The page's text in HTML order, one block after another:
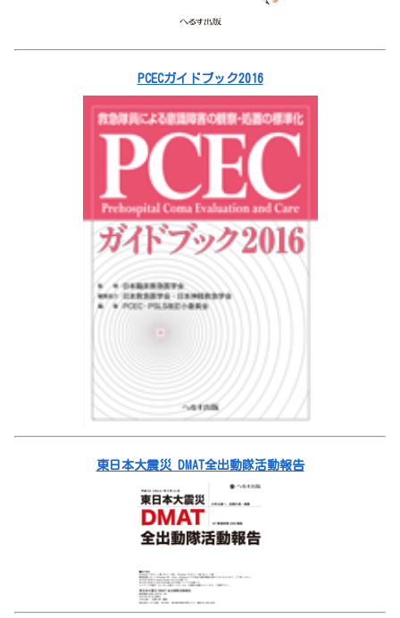
PCECガイドブック2016
東日本大震災 DMAT全出動隊活動報告